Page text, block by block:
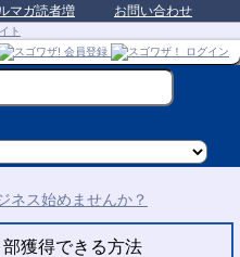
マガ読者増 お問い合わせ
獲得できる方法